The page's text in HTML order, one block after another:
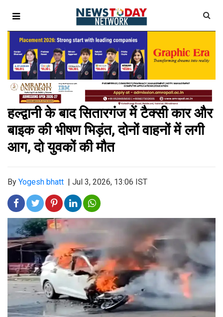
हल्द्वानी के बाद सितारगंज में टैक्सी कार और
बाइक की भीषण भिड़ंत, दोनों वाहनों में लगी
आग, दो युवकों की मौत
By Yogesh bhatt Jul 3, 2026, 13:06 IST